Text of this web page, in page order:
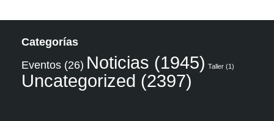
Categorías
Eventos (26) Noticias (1945) Taller (1)
Uncategorized (2397)